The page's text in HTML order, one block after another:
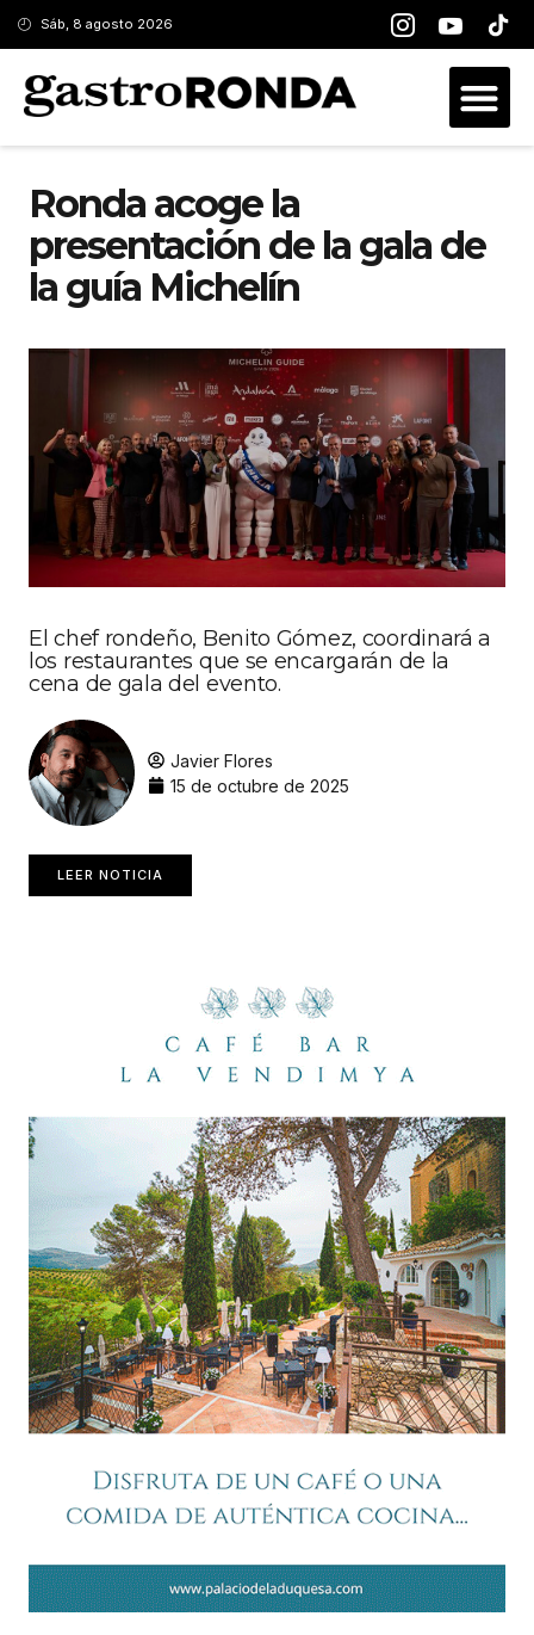
Sáb, 8 agosto 2026
Ronda acoge la
presentación de la gala de
la guía Michelín
El chef rondeño, Benito Gómez, coordinará a
los restaurantes que se encargarán de la
cena de gala del evento.
Javier Flores
15 de octubre de 2025
LEER NOTICIA